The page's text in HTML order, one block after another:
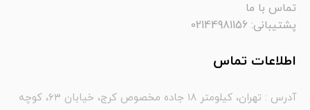
تماس با ما
پشتیبانی: 02144981156
اطلاعات تماس
آدرس : تهران، کیلومتر ۱۸ جاده مخصوص کرج، خیابان ۶۳، کوچه